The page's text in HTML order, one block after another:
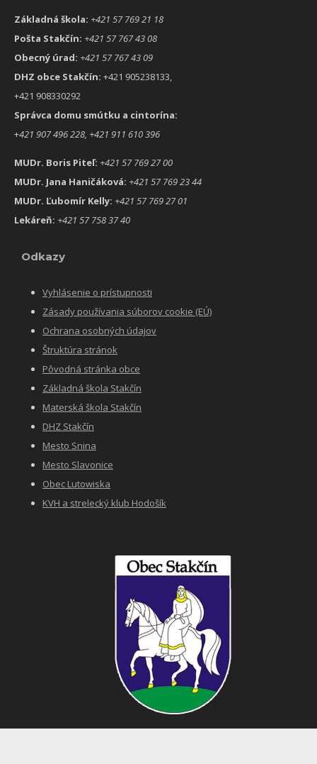
Základná škola: +421 57 769 21 18
Pošta Stakčín: +421 57 767 43 08
Obecný úrad: +421 57 767 43 09
DHZ obce Stakčín: +421 905238133,
+421 908330292
Správca domu smútku a cintorína:
+421 907 496 228, +421 911 610 396
MUDr. Boris Piteľ: +421 57 769 27 00
MUDr. Jana Haničáková: +421 57 769 23 44
MUDr. Ľubomír Kelly: +421 57 769 27 01
Lekáreň: +421 57 758 37 40
Odkazy
Vyhlásenie o prístupnosti
Zásady používania súborov cookie (EÚ)
Ochrana osobných údajov
Štruktúra stránok
Pôvodná stránka obce
Základná škola Stakčín
Materská škola Stakčín
DHZ Stakčín
Mesto Snina
Mesto Slavonice
Obec Lutowiska
KVH a strelecký klub Hodošík